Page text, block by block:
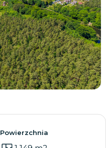
Zobacz wszystkie
Powierzchnia